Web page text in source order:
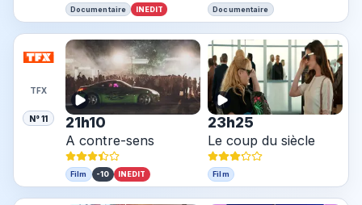
Documentaire INEDIT Documentaire
TFX
N° 11 21h10
A contre-sens
Film -10 INEDIT
23h25
Le coup du siècle
Film